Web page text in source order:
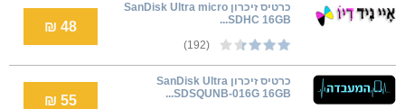
כרטיס זיכרון SanDisk Ultra micro
SDHC 16GB...
(192)
48 ₪
כרטיס זיכרון SanDisk Ultra
SDSQUNB-016G 16GB...
55 ₪